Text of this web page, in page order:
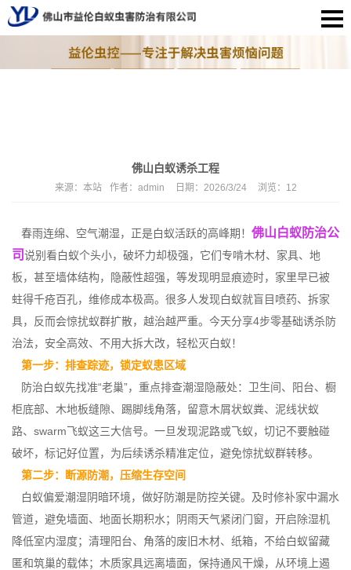
佛山白蚁诱杀工程
来源： 本站 作者： admin 日期： 2026/3/24 浏览： 12
春雨连绵、空气潮湿，正是白蚁活跃的高峰期！ 佛山白蚁防治公
司说别看白蚁个头小，破坏力却极强，它们专啃木材、家具、地
板，甚至墙体结构，隐蔽性超强，等发现明显痕迹时，家里早已被
蛀得千疮百孔，维修成本极高。很多人发现白蚁就盲目喷药、拆家
具，反而会惊扰蚁群扩散，越治越严重。今天分享4步零基础诱杀防
治法，安全高效、不用大拆大改，轻松灭白蚁！
第一步：排查踪迹，锁定蚁患区域
防治白蚁先找准“老巢”，重点排查潮湿隐蔽处：卫生间、阳台、橱
柜底部、木地板缝隙、踢脚线角落，留意木屑状蚁粪、泥线状蚁
路、swarm飞蚁这三大信号。一旦发现泥路或飞蚁，切记不要触碰
破坏，标记好位置，为后续诱杀精准定位，避免惊扰蚁群转移。
第二步：断源防潮，压缩生存空间
白蚁偏爱潮湿阴暗环境， 做好防潮是防控关键。及时修补家中漏水
管道，避免墙面、地面长期积水；阴雨天气紧闭门窗，开启除湿机
降低室内湿度；清理阳台、角落的废旧木材、纸箱，不给白蚁留藏
匿和筑巢的载体；木质家具远离墙面，保持通风干燥，从环境上遏